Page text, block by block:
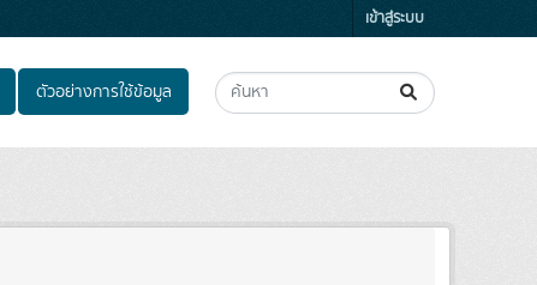
เข้าสู่ระบบ
ตัวอย่างการใช้ข้อมูล